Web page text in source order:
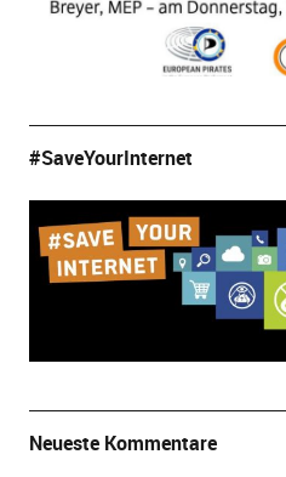
#SaveYourInternet
Neueste Kommentare